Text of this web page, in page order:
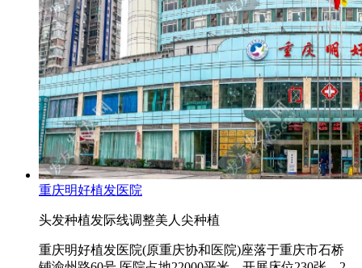
重庆明好植发医院
头发种植发际线调整美人尖种植
重庆明好植发医院(原重庆协和医院)座落于重庆市石桥